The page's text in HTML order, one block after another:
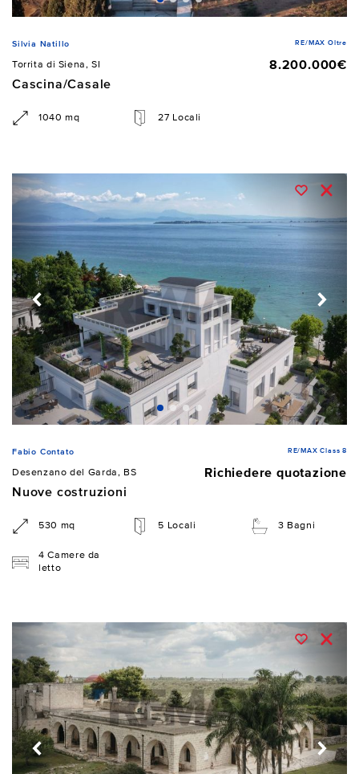
Silvia Natillo RE/MAX Oltre
Torrita di Siena, SI
8.200.000€
Cascina/Casale
1040 mq 27 Locali
Fabio Contato RE/MAX Class 8
Desenzano del Garda, BS
Richiedere quotazione
Nuove costruzioni
530 mq 5 Locali 3 Bagni
4 Camere da
letto